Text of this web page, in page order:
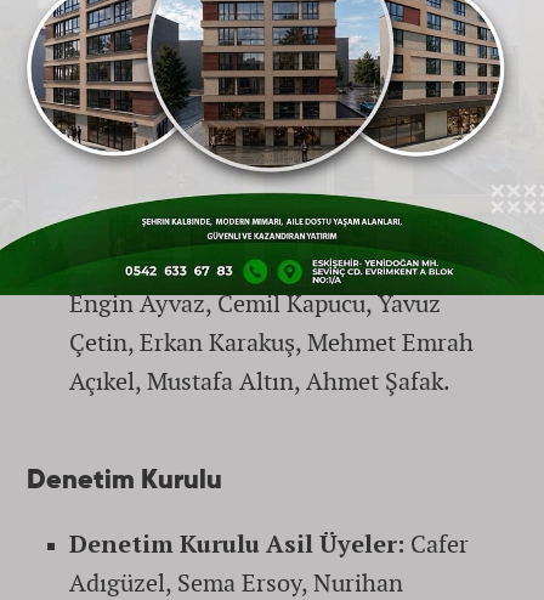
Yönetim Kurulu Asil Üyeler:Fethi
Özkara, Akın Yüksel, Mehmet Karatay,
Mustafa Köroğlu, Cem Ünal, Mesut
Kızıldağ.
Yönetim Kurulu Yedek Üyeler:
Engin Ayvaz, Cemil Kapucu, Yavuz
Çetin, Erkan Karakuş, Mehmet Emrah
Açıkel, Mustafa Altın, Ahmet Şafak.
Denetim Kurulu
Denetim Kurulu Asil Üyeler: Cafer
Adıgüzel, Sema Ersoy, Nurihan